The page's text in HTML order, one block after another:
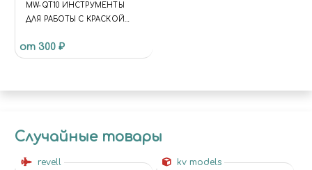
MW-QT10 ИНСТРУМЕНТЫ
ДЛЯ РАБОТЫ С КРАСКОЙ
ЛЕНТА 10ММ*18М
от 300 ₽
Случайные товары
revell kv models